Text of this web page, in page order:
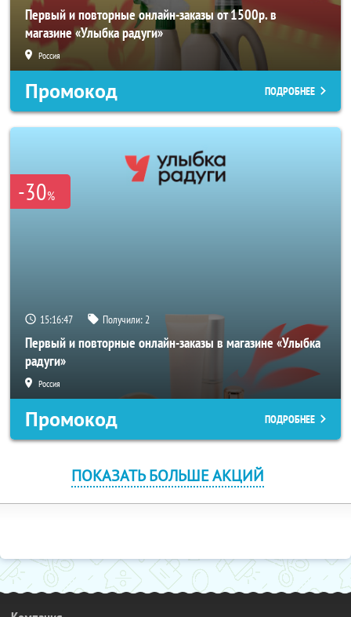
Первый и повторные онлайн-заказы от 1500р. в
магазине «Улыбка радуги»
Россия
Промокод ПОДРОБНЕЕ
-30%
15:16:46 Получили:2
Первый и повторные онлайн-заказы в магазине «Улыбка
радуги»
Россия
Промокод ПОДРОБНЕЕ
ПОКАЗАТЬ БОЛЬШЕ АКЦИЙ